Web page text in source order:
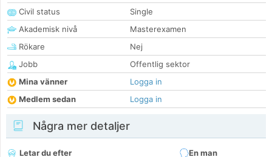
Civil status
Single
Akademisk nivå
Masterexamen
Rökare
Nej
Jobb
Offentlig sektor
Mina vänner
Logga in
Medlem sedan
Logga in
Några mer detaljer
Letar du efter
En man